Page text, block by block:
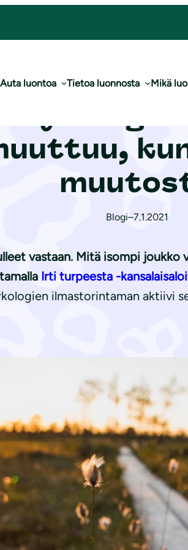
Auta luontoa Tietoa luonnosta Mikä
muuttuu, kun muut tukevat muutosta
Blogi–7.1.2021
vastaan. Mitä isompi
Irti turpeesta -
ilmastorintaman aktiivi